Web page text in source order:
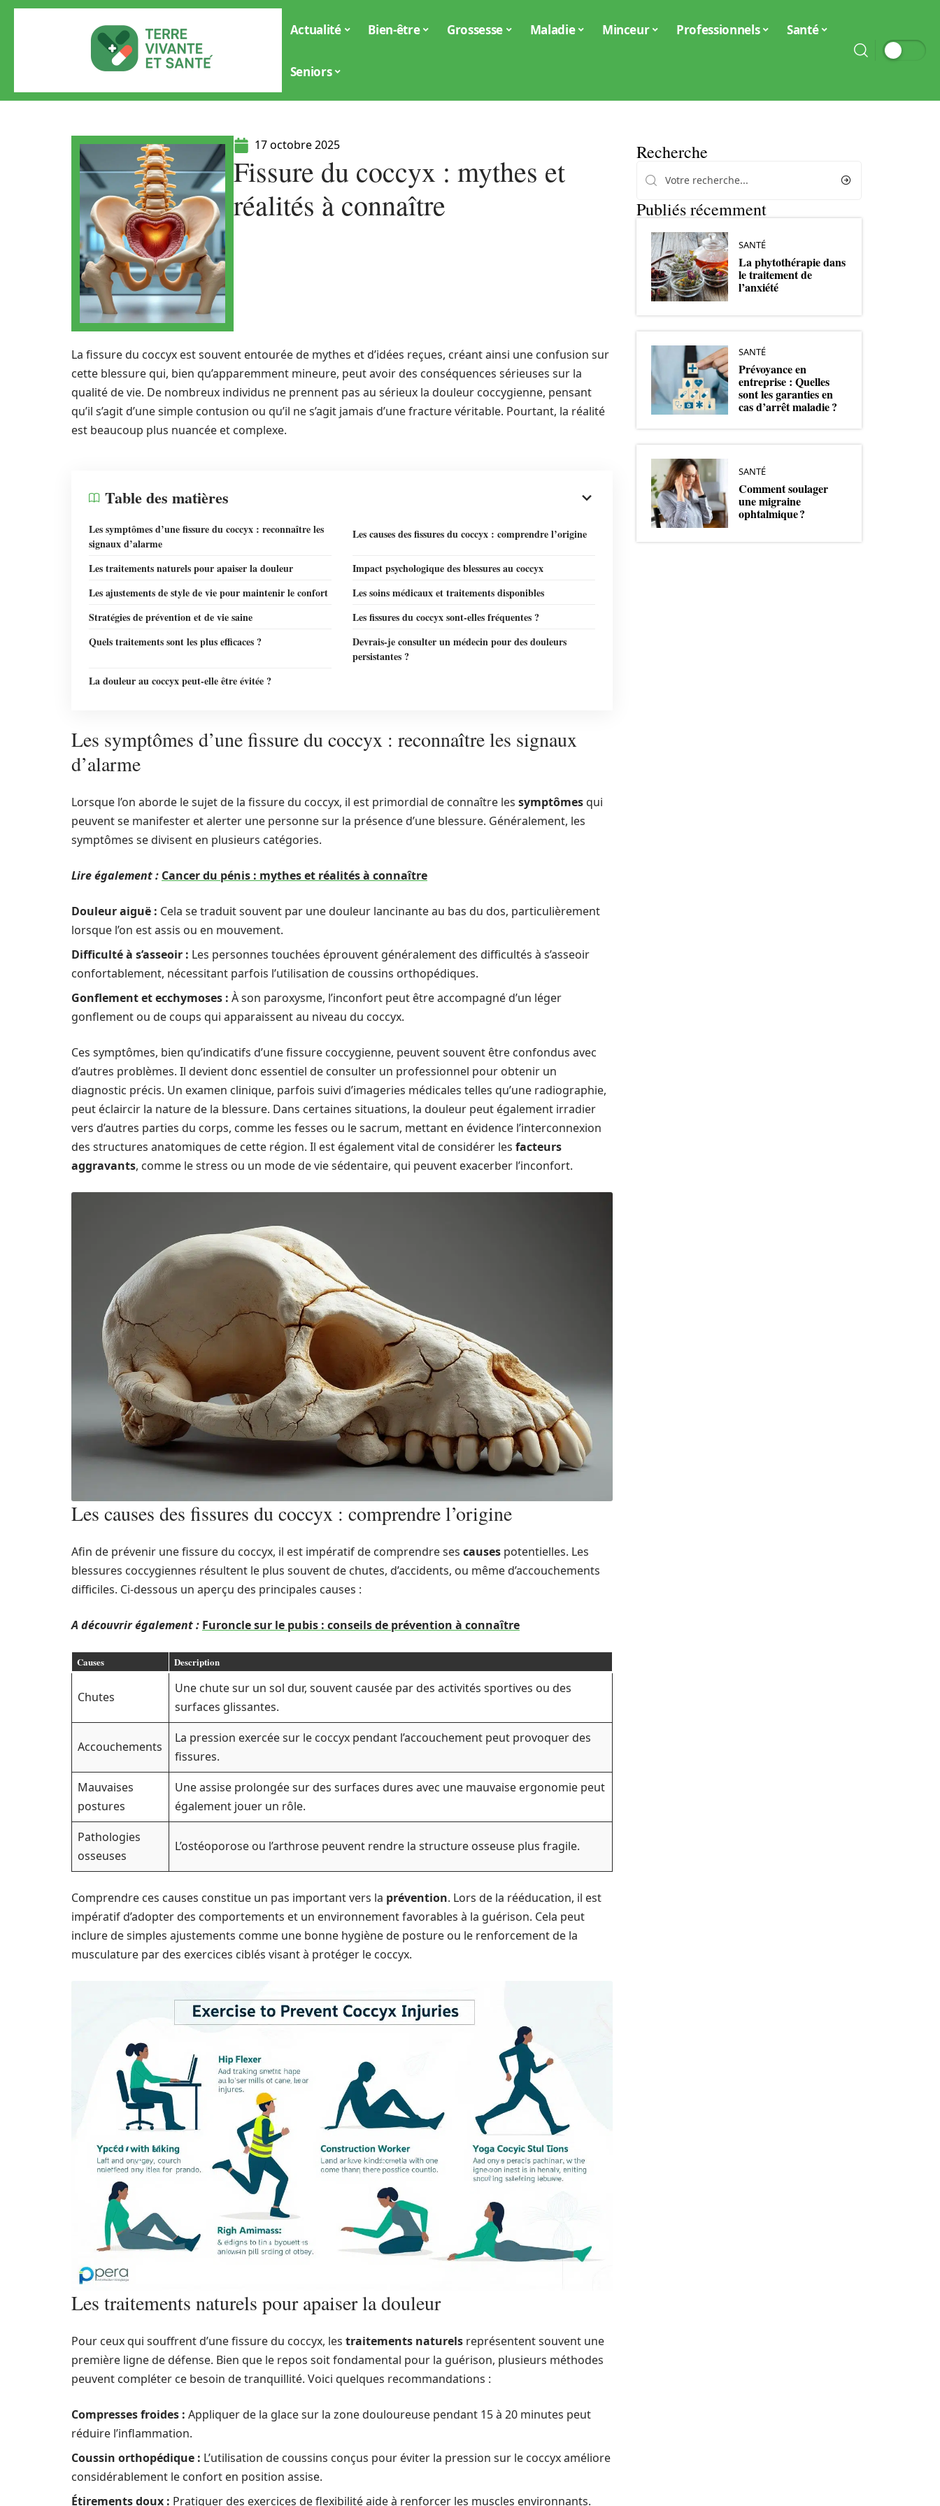
Actualité Bien-être Grossesse Maladie Minceur Professionnels Santé
Seniors
17 octobre 2025
Fissure du coccyx : mythes et
réalités à connaître
La fissure du coccyx est souvent entourée de mythes et d’idées reçues, créant ainsi une confusion sur
cette blessure qui, bien qu’apparemment mineure, peut avoir des conséquences sérieuses sur la
qualité de vie. De nombreux individus ne prennent pas au sérieux la douleur coccygienne, pensant
qu’il s’agit d’une simple contusion ou qu’il ne s’agit jamais d’une fracture véritable. Pourtant, la réalité
est beaucoup plus nuancée et complexe.
Table des matières
Les symptômes d’une fissure du coccyx : reconnaître les
signaux d’alarme
Les causes des fissures du coccyx : comprendre l’origine
Les traitements naturels pour apaiser la douleur
Impact psychologique des blessures au coccyx
Les ajustements de style de vie pour maintenir le confort
Les soins médicaux et traitements disponibles
Stratégies de prévention et de vie saine
Les fissures du coccyx sont-elles fréquentes ?
Quels traitements sont les plus efficaces ?
Devrais-je consulter un médecin pour des douleurs
persistantes ?
La douleur au coccyx peut-elle être évitée ?
Les symptômes d’une fissure du coccyx : reconnaître les signaux
d’alarme
Lorsque l’on aborde le sujet de la fissure du coccyx, il est primordial de connaître les symptômesqui
peuvent se manifester et alerter une personne sur la présence d’une blessure. Généralement, les
symptômes se divisent en plusieurs catégories.
Lire également : Cancer du pénis : mythes et réalités à connaître
Douleur aiguë : Cela se traduit souvent par une douleur lancinante au bas du dos, particulièrement
lorsque l’on est assis ou en mouvement.
Difficulté à s’asseoir : Les personnes touchées éprouvent généralement des difficultés à s’asseoir
confortablement, nécessitant parfois l’utilisation de coussins orthopédiques.
Gonflement et ecchymoses : À son paroxysme, l’inconfort peut être accompagné d’un léger
gonflement ou de coups qui apparaissent au niveau du coccyx.
Ces symptômes, bien qu’indicatifs d’une fissure coccygienne, peuvent souvent être confondus avec
d’autres problèmes. Il devient donc essentiel de consulter un professionnel pour obtenir un
diagnostic précis. Un examen clinique, parfois suivi d’imageries médicales telles qu’une radiographie,
peut éclaircir la nature de la blessure. Dans certaines situations, la douleur peut également irradier
vers d’autres parties du corps, comme les fesses ou le sacrum, mettant en évidence l’interconnexion
des structures anatomiques de cette région. Il est également vital de considérer les facteurs
aggravants, comme le stress ou un mode de vie sédentaire, qui peuvent exacerber l’inconfort.
Les causes des fissures du coccyx : comprendre l’origine
Afin de prévenir une fissure du coccyx, il est impératif de comprendre ses causes potentielles. Les
blessures coccygiennes résultent le plus souvent de chutes, d’accidents, ou même d’accouchements
difficiles. Ci-dessous un aperçu des principales causes :
A découvrir également : Furoncle sur le pubis : conseils de prévention à connaître
Causes Description
Chutes
Une chute sur un sol dur, souvent causée par des activités sportives ou des
surfaces glissantes.
Accouchements
La pression exercée sur le coccyx pendant l’accouchement peut provoquer des
fissures.
Mauvaises
postures
Une assise prolongée sur des surfaces dures avec une mauvaise ergonomie peut
également jouer un rôle.
Pathologies
osseuses
L’ostéoporose ou l’arthrose peuvent rendre la structure osseuse plus fragile.
Comprendre ces causes constitue un pas important vers la prévention. Lors de la rééducation, il est
impératif d’adopter des comportements et un environnement favorables à la guérison. Cela peut
inclure de simples ajustements comme une bonne hygiène de posture ou le renforcement de la
musculature par des exercices ciblés visant à protéger le coccyx.
Les traitements naturels pour apaiser la douleur
Pour ceux qui souffrent d’une fissure du coccyx, les traitements naturels représentent souvent une
première ligne de défense. Bien que le repos soit fondamental pour la guérison, plusieurs méthodes
peuvent compléter ce besoin de tranquillité. Voici quelques recommandations :
Compresses froides : Appliquer de la glace sur la zone douloureuse pendant 15 à 20 minutes peut
réduire l’inflammation.
Coussin orthopédique : L’utilisation de coussins conçus pour éviter la pression sur le coccyx améliore
considérablement le confort en position assise.
Étirements doux : Pratiquer des exercices de flexibilité aide à renforcer les muscles environnants.
Recherche
Publiés récemment
SANTÉ
La phytothérapie dans
le traitement de
l’anxiété
SANTÉ
Prévoyance en
entreprise : Quelles
sont les garanties en
cas d’arrêt maladie ?
SANTÉ
Comment soulager
une migraine
ophtalmique ?